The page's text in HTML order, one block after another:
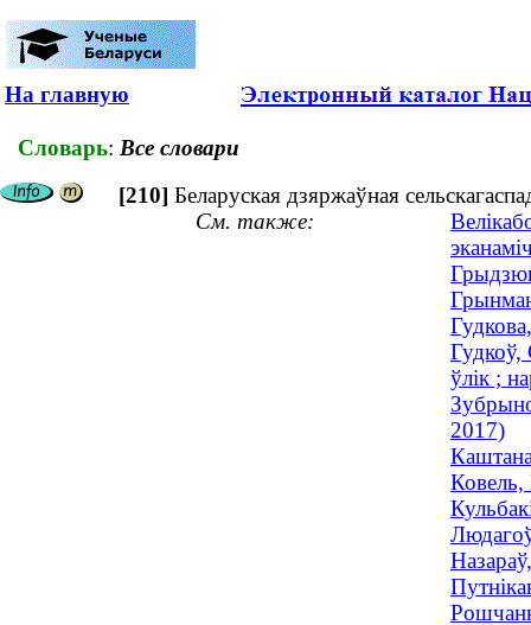
На главную
Словарь: Все словари
[210] Беларуская дзяржаўная
См. также:
Гудкоў,
ўлік ;
2017)
Ковель,